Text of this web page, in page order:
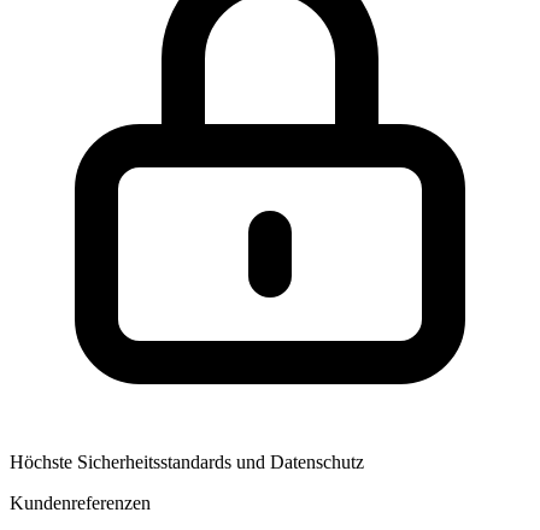
Höchste Sicherheitsstandards und Datenschutz
Kundenreferenzen